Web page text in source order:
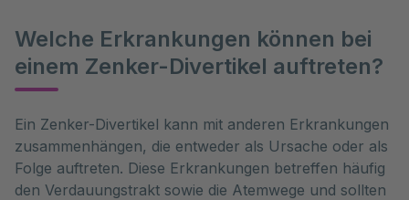
Welche Erkrankungen können bei
einem Zenker-Divertikel auftreten?
Ein Zenker-Divertikel kann mit anderen Erkrankungen
zusammenhängen, die entweder als Ursache oder als
Folge auftreten. Diese Erkrankungen betreffen häufig
den Verdauungstrakt sowie die Atemwege und sollten